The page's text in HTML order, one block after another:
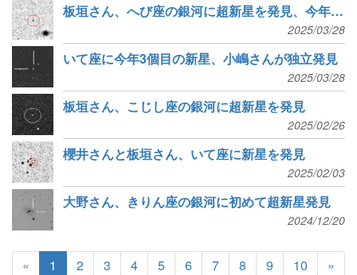
板垣さん、へび座の銀河に超新星を発見、今年2個目
2025/03/28
いて座に今年3個目の新星、小嶋さんが独立発見
2025/03/28
板垣さん、こじし座の銀河に超新星を発見
2025/02/26
櫻井さんと板垣さん、いて座に新星を発見
2025/02/03
大野さん、きりん座の銀河に初めて超新星発見
2024/12/20
« 1 2 3 4 5 6 7 8 9 10 »